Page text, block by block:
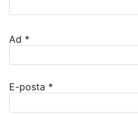
Ad *
E-posta *